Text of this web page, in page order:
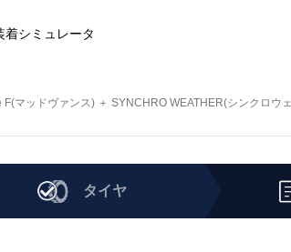
着シミュレータ
F(マッドヴァンス) ＋ SYNCHRO WEATHER(シンクロウ
タイヤ